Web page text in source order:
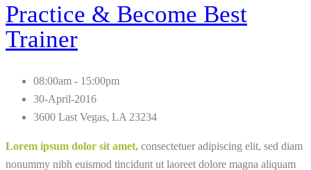
Practice & Become Best
Trainer
08:00am - 15:00pm
30-April-2016
3600 Last Vegas, LA 23234
Lorem ipsum dolor sit amet, consectetuer adipiscing elit, sed diam
nonummy nibh euismod tincidunt ut laoreet dolore magna aliquam